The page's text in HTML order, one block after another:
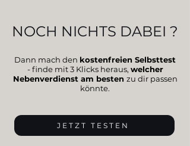
NOCH NICHTS DABEI ?
Dann mach den kostenfreien Selbsttest
- finde mit 3 Klicks heraus, welcher
Nebenverdienst am besten zu dir passen
könnte.
JETZT TESTEN